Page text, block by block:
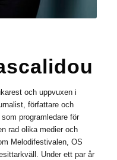
och uppvuxen i
författare och
programledare för
rad olika medier och
Melodifestivalen, OS
Under ett par år